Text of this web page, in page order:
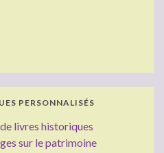
PERSONNALISÉS
livres historiques
sur le patrimoine